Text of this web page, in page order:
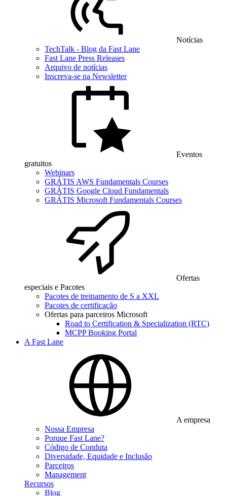
Notícias
TechTalk - Blog da Fast Lane
Fast Lane Press Releases
Arquivo de notícias
Inscreva-se na Newsletter
Eventos
gratuitos
Webinars
GRÁTIS AWS Fundamentals Courses
GRÁTIS Google Cloud Fundamentals
GRÁTIS Microsoft Fundamentals Courses
Ofertas
especiais e Pacotes
Pacotes de treinamento de S a XXL
Pacotes de certificação
Ofertas para parceiros Microsoft
Road to Certification & Specialization (RTC)
MCPP Booking Portal
A Fast Lane
A empresa
Nossa Empresa
Porque Fast Lane?
Código de Conduta
Diversidade, Equidade e Inclusão
Parceiros
Management
Recursos
Blog